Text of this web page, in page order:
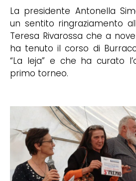
La presidente Antonella
un sentito ringraziamento
Teresa Rivarossa che a
ha tenuto il corso di
“La leja” e che ha curato
primo torneo.